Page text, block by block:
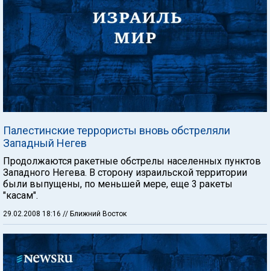
Палестинские террористы вновь обстреляли
Западный Негев
Продолжаются ракетные обстрелы населенных пунктов
Западного Негева. В сторону израильской территории
были выпущены, по меньшей мере, еще 3 ракеты
"касам".
29.02.2008 18:16 // Ближний Восток